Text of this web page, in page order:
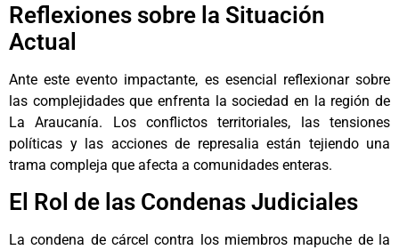
Reflexiones sobre la Situación
Actual
Ante este evento impactante, es esencial reflexionar sobre
las complejidades que enfrenta la sociedad en la región de
La Araucanía. Los conflictos territoriales, las tensiones
políticas y las acciones de represalia están tejiendo una
trama compleja que afecta a comunidades enteras.
El Rol de las Condenas Judiciales
La condena de cárcel contra los miembros mapuche de la